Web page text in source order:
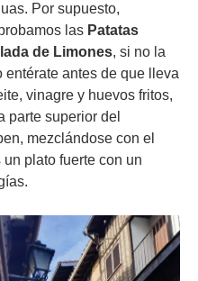
Por supuesto,
las Patatas
de Limones, si no la
antes de que lleva
vinagre y huevos fritos,
parte superior del
mezclándose con el
plato fuerte con un